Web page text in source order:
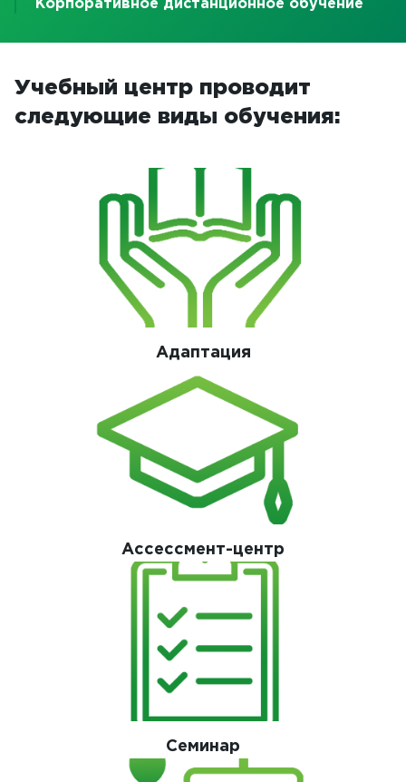
Корпоративное дистанционное обучение
Учебный центр проводит
следующие виды обучения:
Адаптация
Ассессмент-центр
Семинар